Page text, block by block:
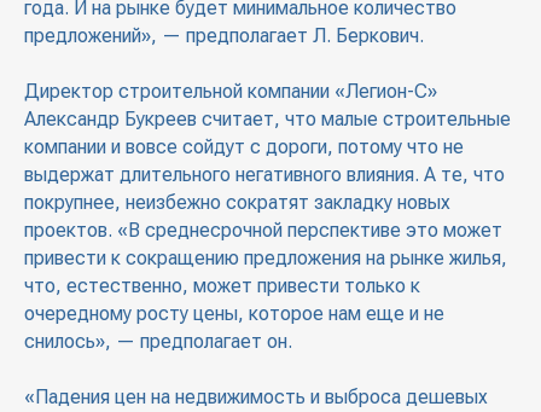
года. И на рынке будет минимальное количество
предложений», — предполагает Л. Беркович.
Директор строительной компании «Легион-С»
Александр Букреев считает, что малые строительные
компании и вовсе сойдут с дороги, потому что не
выдержат длительного негативного влияния. А те, что
покрупнее, неизбежно сократят закладку новых
проектов. «В среднесрочной перспективе это может
привести к сокращению предложения на рынке жилья,
что, естественно, может привести только к
очередному росту цены, которое нам еще и не
снилось», — предполагает он.
«Падения цен на недвижимость и выброса дешевых